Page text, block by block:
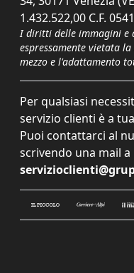
1.432.522,00 C.F.
I diritti delle immagini e
espressamente vietata
mezzo e l'adattamento
Per qualsiasi
servizio clienti è a
Puoi contattarci al
scrivendo una mail a